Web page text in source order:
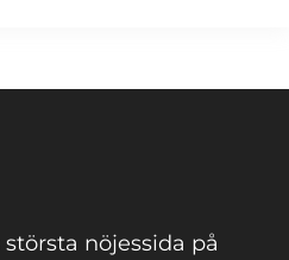
nöjessida på